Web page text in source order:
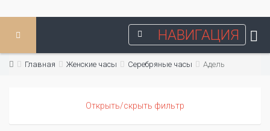
НАВИГАЦИЯ
Главная Женские часы Серебряные часы Адель
Открыть/скрыть фильтр